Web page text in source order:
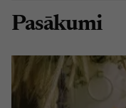
Pasākumi